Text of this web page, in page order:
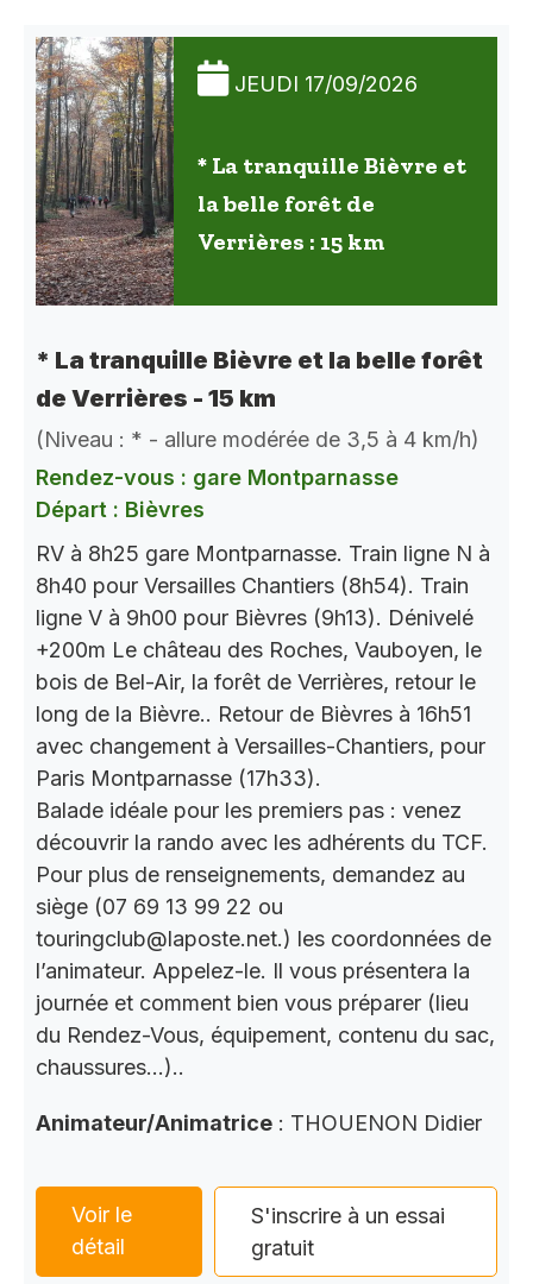
JEUDI 17/09/2026
* La tranquille Bièvre et
la belle forêt de
Verrières : 15 km
* La tranquille Bièvre et la belle forêt
de Verrières - 15 km
(Niveau : * - allure modérée de 3,5 à 4 km/h)
Rendez-vous : gare Montparnasse
Départ : Bièvres
RV à 8h25 gare Montparnasse. Train ligne N à
8h40 pour Versailles Chantiers (8h54). Train
ligne V à 9h00 pour Bièvres (9h13). Dénivelé
+200m Le château des Roches, Vauboyen, le
bois de Bel-Air, la forêt de Verrières, retour le
long de la Bièvre.. Retour de Bièvres à 16h51
avec changement à Versailles-Chantiers, pour
Paris Montparnasse (17h33).
Balade idéale pour les premiers pas : venez
découvrir la rando avec les adhérents du TCF.
Pour plus de renseignements, demandez au
siège (07 69 13 99 22 ou
touringclub@laposte.net.) les coordonnées de
l’animateur. Appelez-le. Il vous présentera la
journée et comment bien vous préparer (lieu
du Rendez-Vous, équipement, contenu du sac,
chaussures…)..
Animateur/Animatrice : THOUENON Didier
Voir le
détail
S'inscrire à un essai
gratuit